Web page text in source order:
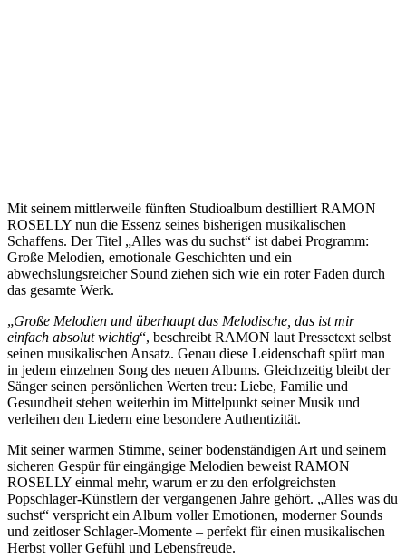
Mit seinem mittlerweile fünften Studioalbum destilliert RAMON
ROSELLY nun die Essenz seines bisherigen musikalischen
Schaffens. Der Titel „Alles was du suchst“ ist dabei Programm:
Große Melodien, emotionale Geschichten und ein
abwechslungsreicher Sound ziehen sich wie ein roter Faden durch
das gesamte Werk.
„Große Melodien und überhaupt das Melodische, das ist mir
einfach absolut wichtig“, beschreibt RAMON laut Pressetext selbst
seinen musikalischen Ansatz. Genau diese Leidenschaft spürt man
in jedem einzelnen Song des neuen Albums. Gleichzeitig bleibt der
Sänger seinen persönlichen Werten treu: Liebe, Familie und
Gesundheit stehen weiterhin im Mittelpunkt seiner Musik und
verleihen den Liedern eine besondere Authentizität.
Mit seiner warmen Stimme, seiner bodenständigen Art und seinem
sicheren Gespür für eingängige Melodien beweist RAMON
ROSELLY einmal mehr, warum er zu den erfolgreichsten
Popschlager-Künstlern der vergangenen Jahre gehört. „Alles was du
suchst“ verspricht ein Album voller Emotionen, moderner Sounds
und zeitloser Schlager-Momente – perfekt für einen musikalischen
Herbst voller Gefühl und Lebensfreude.